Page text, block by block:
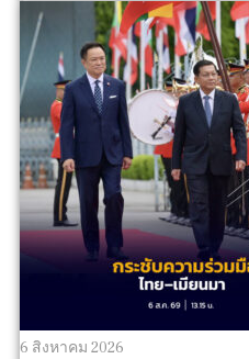
6 สิงหาคม 2026